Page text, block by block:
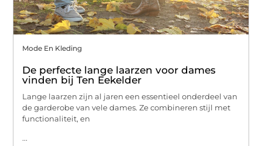
Mode En Kleding
De perfecte lange laarzen voor dames
vinden bij Ten Eekelder
Lange laarzen zijn al jaren een essentieel onderdeel van
de garderobe van vele dames. Ze combineren stijl met
functionaliteit, en
...